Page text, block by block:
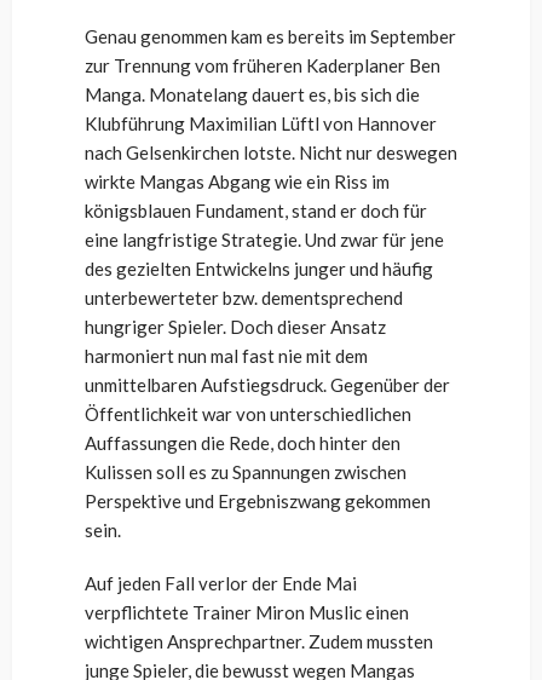
Genau genommen kam es bereits im September
zur Trennung vom früheren Kaderplaner Ben
Manga. Monatelang dauert es, bis sich die
Klubführung Maximilian Lüftl von Hannover
nach Gelsenkirchen lotste. Nicht nur deswegen
wirkte Mangas Abgang wie ein Riss im
königsblauen Fundament, stand er doch für
eine langfristige Strategie. Und zwar für jene
des gezielten Entwickelns junger und häufig
unterbewerteter bzw. dementsprechend
hungriger Spieler. Doch dieser Ansatz
harmoniert nun mal fast nie mit dem
unmittelbaren Aufstiegsdruck. Gegenüber der
Öffentlichkeit war von unterschiedlichen
Auffassungen die Rede, doch hinter den
Kulissen soll es zu Spannungen zwischen
Perspektive und Ergebniszwang gekommen
sein.
Auf jeden Fall verlor der Ende Mai
verpflichtete Trainer Miron Muslic einen
wichtigen Ansprechpartner. Zudem mussten
junge Spieler, die bewusst wegen Mangas